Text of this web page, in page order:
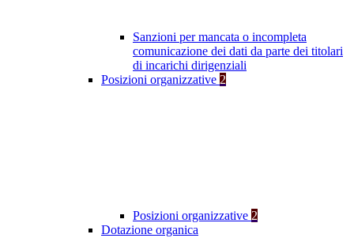
Sanzioni per mancata o incompleta
comunicazione dei dati da parte dei titolari
di incarichi dirigenziali
Posizioni organizzative 2
Posizioni organizzative 2
Dotazione organica